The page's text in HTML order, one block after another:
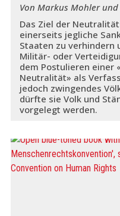
Von Markus Mohler
Das Ziel der
einerseits jegliche
Staaten zu verhindern
Militär- oder
dem Postulieren einer
Neutralität» als
jedoch zwingendes
dürfte sie Volk und
vorgelegt werden.